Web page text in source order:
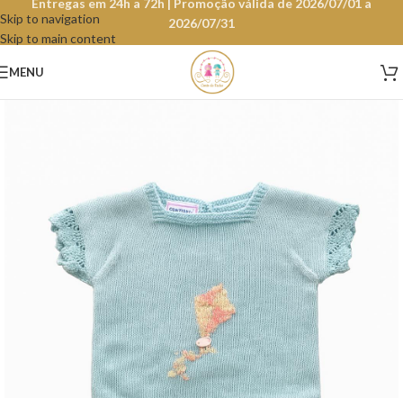
Skip to navigation
Skip to main content
Entregas em 24h a 72h | Promoção válida de 2026/07/01 a
2026/07/31
MENU